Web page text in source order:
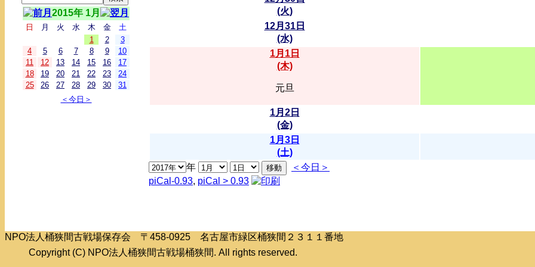
2015年 1月
日 月 火 水 木 金
土
1
2
3
4
5 6 7 8 9
10
11
12 13 14 15 16
17
18
19 20 21 22 23
24
25
26 27 28 29 30
31
＜今日＞
(火)
12月31日
(水)
1月1日
(木)
元旦
1月2日
(金)
1月3日
(土)
年
＜今日＞
piCal-0.93, piCal > 0.93
NPO法人桶狭間古戦場保存会 〒458-0925 名古屋市緑区桶狭間２３１１番地
Copyright (C) NPO法人桶狭間古戦場桶狭間. All rights reserved.